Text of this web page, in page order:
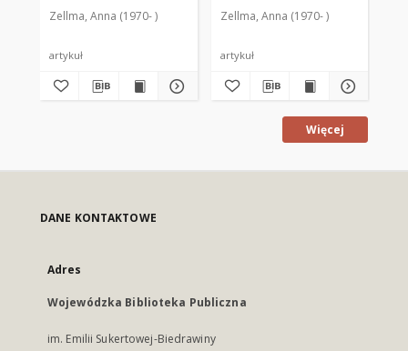
wczesnochrześcijańskiego
Zellma, Anna (1970- )
artykuł
perspektywa
Zellma, Anna (1970- )
artykuł
Więcej
DANE KONTAKTOWE
Adres
Wojewódzka Biblioteka Publiczna
im. Emilii Sukertowej-Biedrawiny